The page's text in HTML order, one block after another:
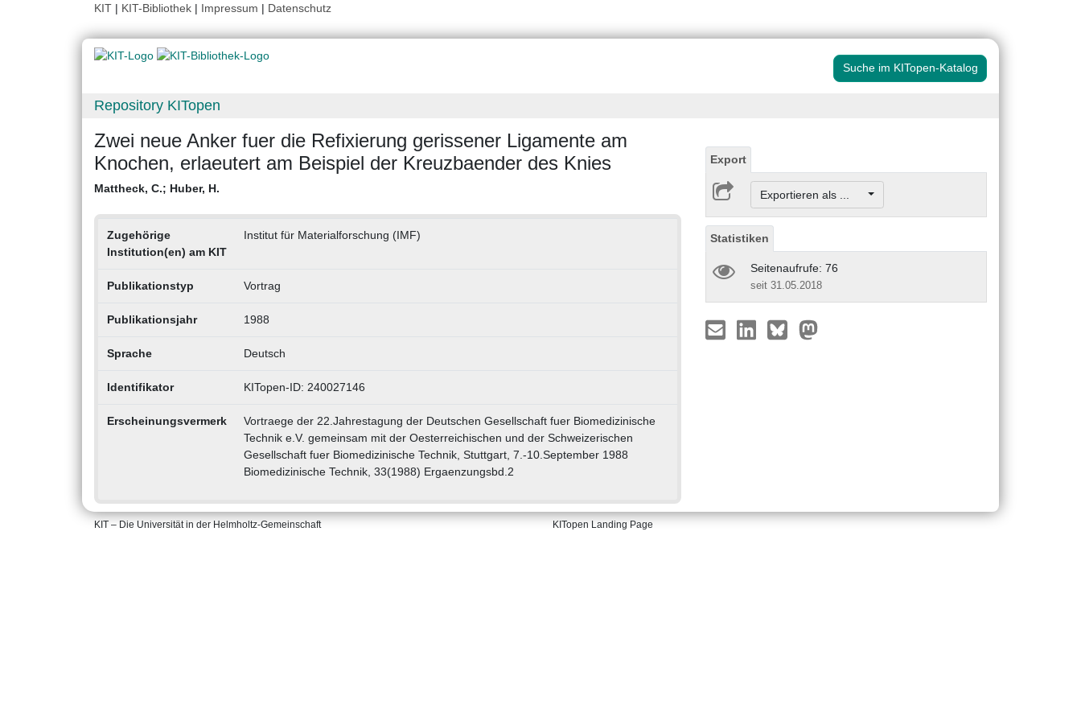
KIT | KIT-Bibliothek | Impressum | Datenschutz
Suche im KITopen-Katalog
Repository KITopen
Zwei neue Anker fuer die Refixierung gerissener Ligamente am
Knochen, erlaeutert am Beispiel der Kreuzbaender des Knies
Mattheck, C.; Huber, H.
Zugehörige
Institution(en) am KIT
Institut für Materialforschung (IMF)
Publikationstyp Vortrag
Publikationsjahr 1988
Sprache Deutsch
Identifikator KITopen-ID: 240027146
Erscheinungsvermerk
Vortraege der 22.Jahrestagung der Deutschen Gesellschaft fuer Biomedizinische
Technik e.V. gemeinsam mit der Oesterreichischen und der Schweizerischen
Gesellschaft fuer Biomedizinische Technik, Stuttgart, 7.-10.September 1988
Biomedizinische Technik, 33(1988) Ergaenzungsbd.2
Export
Exportieren als ...
Statistiken
Seitenaufrufe: 76
seit 31.05.2018
KIT – Die Universität in der Helmholtz-Gemeinschaft KITopen Landing Page